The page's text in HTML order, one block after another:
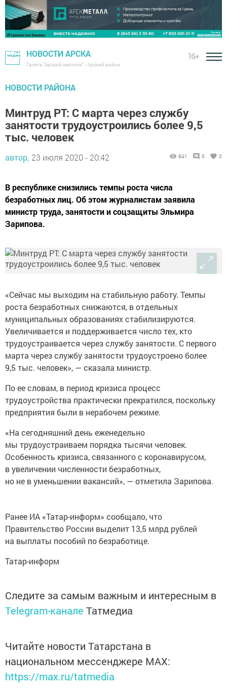
НОВОСТИ АРСКА
Газета "Арский вестник" - Арский район
16+
НОВОСТИ РАЙОНА
Минтруд РТ: С марта через службу
занятости трудоустроились более 9,5
тыс. человек
автор, 23 июля 2020 - 20:42 841 0 0
В республике снизились темпы роста числа
безработных лиц. Об этом журналистам заявила
министр труда, занятости и соцзащиты Эльмира
Зарипова.
«Сейчас мы выходим на стабильную работу. Темпы
роста безработных снижаются, в отдельных
муниципальных образованиях стабилизируются.
Увеличивается и поддерживается число тех, кто
трудоустраивается через службу занятости. С первого
марта через службу занятости трудоустроено более
9,5 тыс. человек», — сказала министр.
По ее словам, в период кризиса процесс
трудоустройства практически прекратился, поскольку
предприятия были в нерабочем режиме.
«На сегодняшний день еженедельно
мы трудоустраиваем порядка тысячи человек.
Особенность кризиса, связанного с коронавирусом,
в увеличении численности безработных,
но не в уменьшении вакансий», — отметила Зарипова.
Ранее ИА «Татар-информ» сообщало, что
Правительство России выделит 13,5 млрд рублей
на выплаты пособий по безработице.
Татар-информ
Следите за самым важным и интересным в
Telegram-канале Татмедиа
Читайте новости Татарстана в
национальном мессенджере MАХ:
https://max.ru/tatmedia